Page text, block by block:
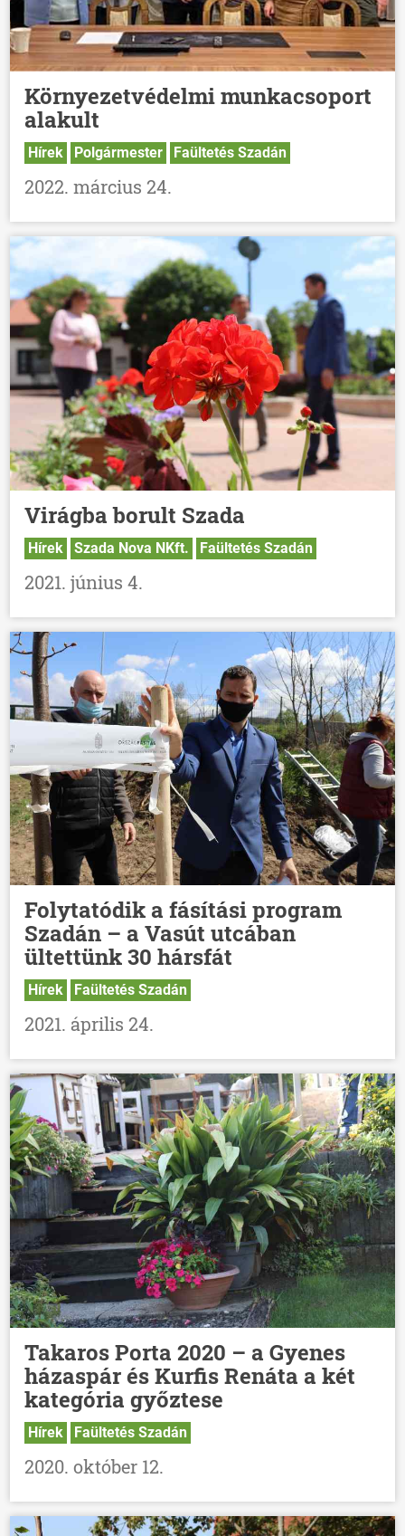
Környezetvédelmi munkacsoport
alakult
Hírek Polgármester Faültetés Szadán
2022. március 24.
Virágba borult Szada
Hírek Szada Nova NKft. Faültetés Szadán
2021. június 4.
Folytatódik a fásítási program
Szadán – a Vasút utcában
ültettünk 30 hársfát
Hírek Faültetés Szadán
2021. április 24.
Takaros Porta 2020 – a Gyenes
házaspár és Kurfis Renáta a két
kategória győztese
Hírek Faültetés Szadán
2020. október 12.